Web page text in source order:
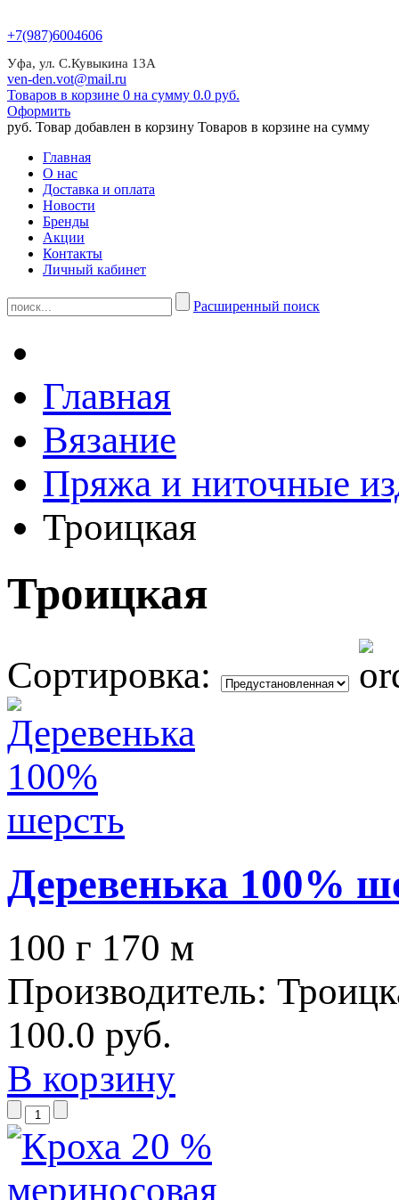
+7(987)6004606
Уфа, ул. С.Кувыкина 13А
ven-den.vot@mail.ru
Товаров в корзине 0 на сумму 0.0 руб.
Оформить
руб. Товар добавлен в корзину Товаров в корзине на сумму
Главная
О нас
Доставка и оплата
Новости
Бренды
Акции
Контакты
Личный кабинет
Расширенный поиск
Главная
Вязание
Пряжа и ниточные
Троицкая
Троицкая
Сортировка:
Деревенька 100%
100 г 170 м
Производитель:
100.0 руб.
В корзину